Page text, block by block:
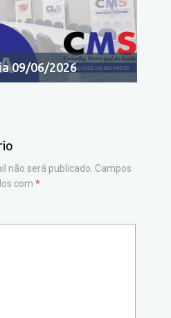
09/06/2026
não será publicado. Campos
com *